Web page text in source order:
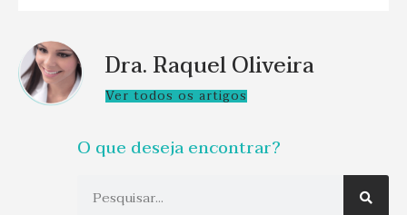
Dra. Raquel Oliveira
Ver todos os artigos
O que deseja encontrar?